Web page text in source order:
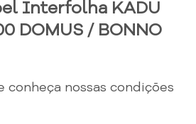
Interfolha KADU
DOMUS / BONNO
conheça nossas condições